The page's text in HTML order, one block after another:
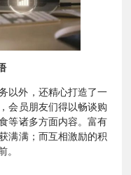
以外，还精心打造了一
会员朋友们得以畅谈购
等诸多方面内容。富有
满满；而互相激励的积
。